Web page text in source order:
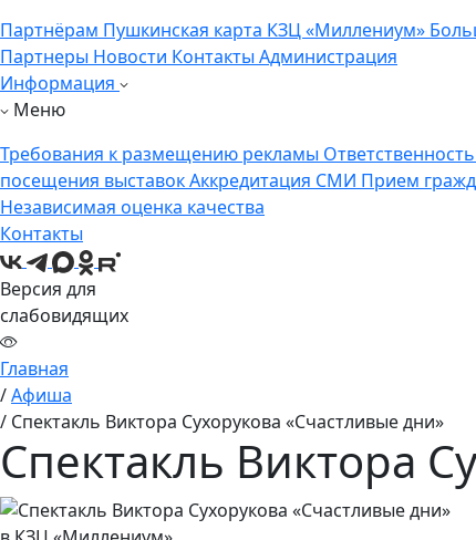
Партнёрам Пушкинская карта КЗЦ «Миллениум»
Партнеры Новости Контакты Администрация
Информация
Меню
Требования к размещению рекламы
посещения выставокАккредитация СМИ Прием
Независимая оценка качества
Контакты
Версия для
слабовидящих
Главная
/Aфиша
/ Спектакль Виктора Сухорукова «Счастливые дни»
Спектакль Виктора